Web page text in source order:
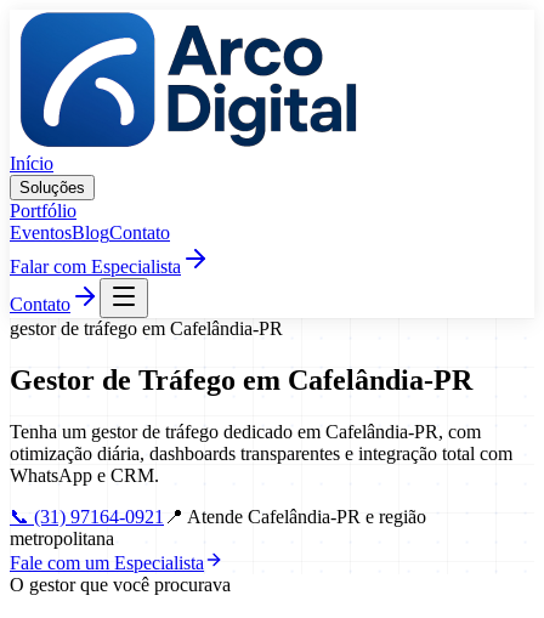
Pular para o conteúdo
Início
Soluções
Portfólio
EventosBlogContato
Falar com Especialista
Contato
gestor de tráfego em Cafelândia-PR
Gestor de Tráfego em Cafelândia-PR
Tenha um gestor de tráfego dedicado em Cafelândia-PR, com
otimização diária, dashboards transparentes e integração total com
WhatsApp e CRM.
📞(31) 97164-0921 📍 Atende Cafelândia-PR e região
metropolitana
Fale com um Especialista
O gestor que você procurava